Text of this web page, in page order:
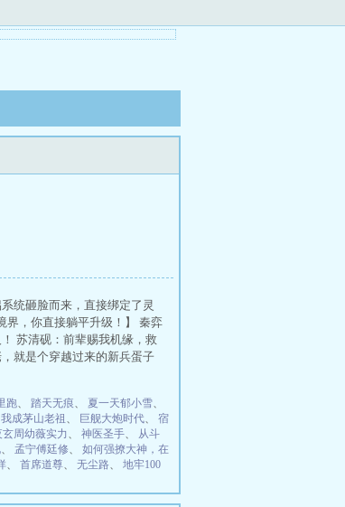
统砸脸而来，直接绑定了灵
界，你直接躺平升级！】 秦弈
苏清砚：前辈赐我机缘，救
就是个穿越过来的新兵蛋子
跑、 踏天无痕、 夏一天郁小雪、
成茅山老祖 、 巨舰大炮时代、 宿
周幼薇实力 、 神医圣手、 从斗
、 孟宁傅廷修、 如何强撩大神，在
、 首席道尊、 无尘路、 地牢100